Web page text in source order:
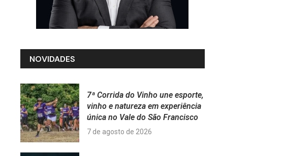
NOVIDADES
7ª Corrida do Vinho une esporte,
vinho e natureza em experiência
única no Vale do São Francisco
7 de agosto de 2026